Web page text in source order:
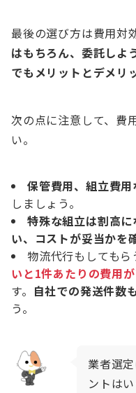
最後の選び方は費用対
はもちろん、委託しよ
でもメリットとデメリ
次の点に注意して、費
い。
保管費用、組立費
しましょう。
特殊な組立は割高に
い、コストが妥当かを
物流代行もしてもら
いと1件あたりの費用
す。 自社での発送件数
う。
業者選
ントは